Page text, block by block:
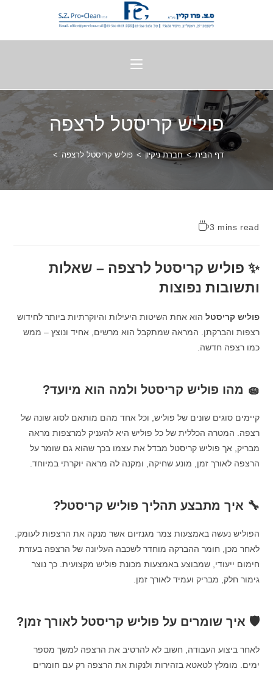
פוליש קריסטל לרצפה
דף הבית > חברת ניקיון > פוליש קריסטל לרצפה >
3 mins read
✨ פוליש קריסטל לרצפה – שאלות
ותשובות נפוצות
פוליש קריסטל הוא אחת השיטות היעילות והיוקרתיות ביותר לחידוש
רצפות והברקתן. המראה שמתקבל הוא מרשים, אחיד ונוצץ – ממש
כמו רצפה חדשה.
🧽 מהו פוליש קריסטל ולמה הוא מיועד?
קיימים סוגים שונים של פוליש, וכל אחד מהם מותאם לסוג שונה של
רצפה. המטרה הכללית של כל פוליש היא להעניק למרצפות מראה
מבריק, אך פוליש קריסטל מבדל את עצמו בכך שהוא גם שומר על
הרצפה לאורך זמן, מונע שחיקה, ומקנה לה מראה יוקרתי במיוחד.
🔧 איך מתבצע תהליך פוליש קריסטל?
הפוליש נעשה באמצעות צמר מגנזיום אשר מנקה את הרצפות לעומק.
לאחר מכן, חומר ההברקה מוחדר לשכבה העליונה של הרצפה בעזרת
חימום ייעודי, שמבוצע באמצעות מכונת פוליש מקצועית. כך נוצר
גימור חלק, מבריק ועמיד לאורך זמן.
🛡️ איך שומרים על פוליש קריסטל לאורך זמן?
לאחר ביצוע העבודה, חשוב לא להרטיב את הרצפה למשך מספר
ימים. מומלץ לטאטא בזהירות ולנקות את הרצפה רק עם חומרים